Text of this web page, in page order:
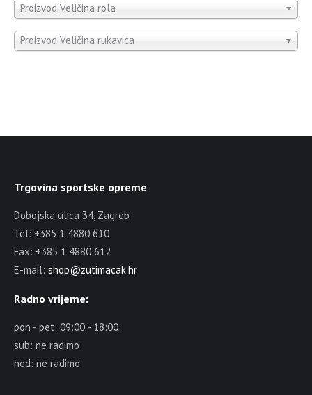
Proizvod Veličina rola
Proizvod Veličina rukavica
Trgovina sportske opreme
Dobojska ulica 34, Zagreb
Tel: +385 1 4880 610
Fax: +385 1 4880 612
E-mail: shop@zutimacak.hr
Radno vrijeme:
pon - pet: 09:00 - 18:00
sub: ne radimo
ned: ne radimo